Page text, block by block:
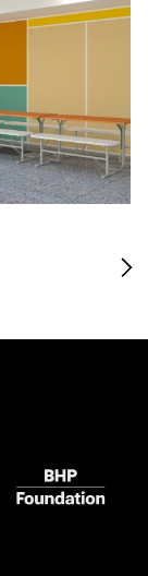
ДНІПРО"